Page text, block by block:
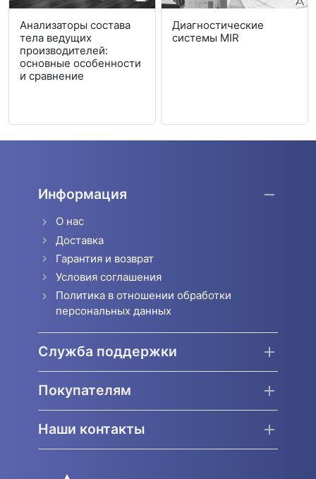
Анализаторы состава
тела ведущих
производителей:
основные особенности
и сравнение
Диагностические
системы MIR
Информация
О нас
Доставка
Гарантия и возврат
Условия соглашения
Политика в отношении обработки
персональных данных
Служба поддержки
Покупателям
Наши контакты